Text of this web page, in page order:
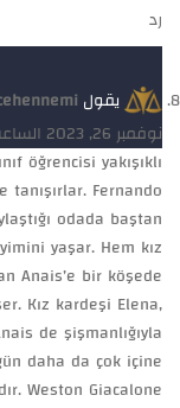
رد
يقول
نوفمبر 26, 2023 الساعة 5:27 م
öğrencisi yakışıklı
Fernando
odada baştan
yaşar. Hem kız
Anais’e bir köşede
Kız kardeşi Elena,
de şişmanlığıyla
daha da çok içine
Weston Giacalone